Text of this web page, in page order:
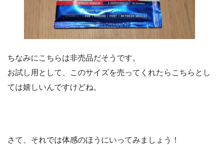
ちなみにこちらは非売品だそうです。
お試し用として、このサイズを売ってくれたらこちらとし
ては嬉しいんですけどね。
さて、それでは体感のほうにいってみましょう！